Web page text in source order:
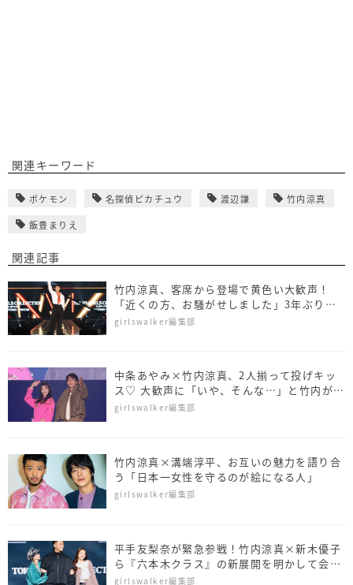
関連キーワード
ポケモン 名探偵ピカチュウ 渡辺謙 竹内涼真
飯豊まりえ
関連記事
竹内涼真、客席から登場で黄色い大歓声！
「近くの方、お騒がせしました」3年ぶりに
カムバ
girlswalker編集部
中条あやみ×竹内涼真、2人揃って投げキッ
ス♡ 大歓声に「いや、そんな…」と竹内が大
照れ
girlswalker編集部
竹内涼真×溝端淳平、お互いの魅力を語り合
う「日本一女性を守るのが絵になる人」
girlswalker編集部
平手友梨奈が緊急参戦！竹内涼真×新木優子
ら『六本木クラス』の新展開を明かして会場
大興奮！
girlswalker編集部